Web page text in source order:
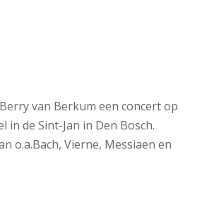
van Berkum een concert op
in de Sint-Jan in Den Bosch.
o.a.Bach, Vierne, Messiaen en